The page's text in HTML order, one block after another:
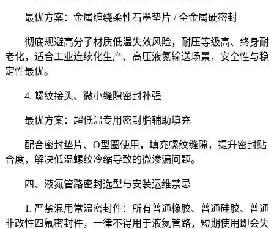
最优方案：金属缠绕柔性石墨垫片 / 全金属硬密封
彻底规避高分子材质低温失效风险，耐压等级高、终身耐
老化，适合工业连续化生产、高压液氮输送场景，安全性与稳
定性最优。
4. 螺纹接头、微小缝隙密封补强
最优方案：超低温专用密封脂辅助填充
配合密封垫片、O型圈使用，填充螺纹缝隙，提升密封贴
合度，解决低温螺纹冷缩导致的微渗漏问题。
四、液氮管路密封选型与安装运维禁忌
1. 严禁混用常温密封件：所有普通橡胶、普通硅胶、普通
非改性四氟密封件，一律不得用于液氮管路，短期使用即会失